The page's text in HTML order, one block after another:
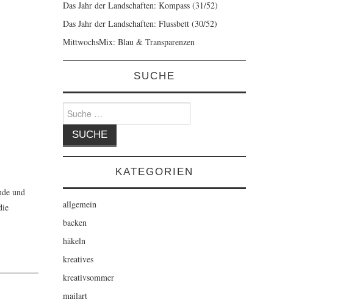
und
Das Jahr der Landschaften: Kompass (31/52)
Das Jahr der Landschaften: Flussbett (30/52)
MittwochsMix: Blau & Transparenzen
SUCHE
Suche
nach:
KATEGORIEN
allgemein
backen
häkeln
kreatives
kreativsommer
mailart